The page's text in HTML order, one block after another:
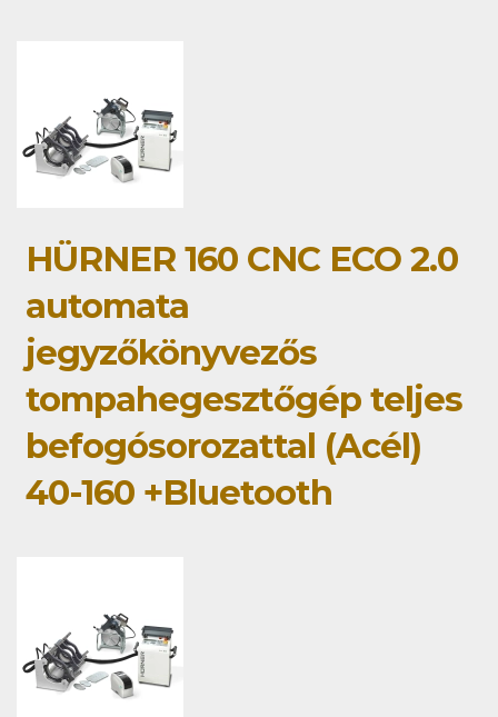
HÜRNER 160 CNC ECO 2.0
automata
jegyzőkönyvezős
tompahegesztőgép teljes
befogósorozattal (Acél)
40-160 +Bluetooth